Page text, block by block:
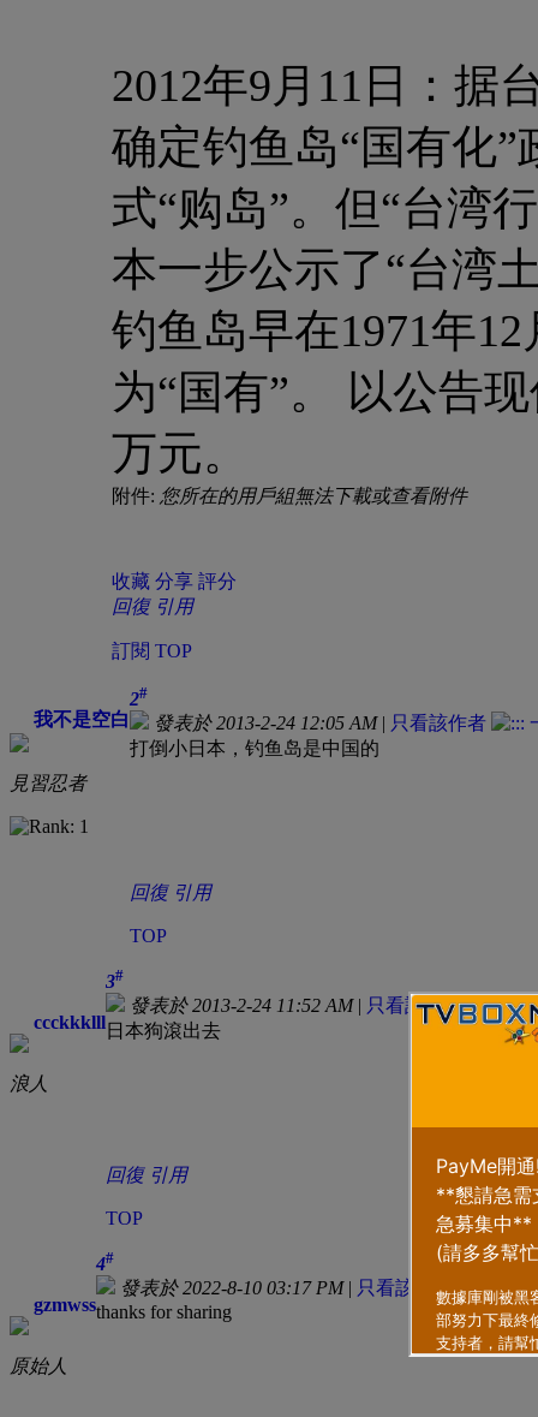
2012年9月11日：据
确定钓鱼岛“国有化
式“购岛”。但“台湾
本一步公示了“台湾
钓鱼岛早在1971年
为“国有”。 以公告
万元。
附件: 您所在的用戶組無法下載或查看附件
收藏 分享 評分
回復 引用
訂閱 TOP
我不是空白
見習忍者
2#
發表於 2013-2-24 12:05 AM| 只看該作者
打倒小日本，钓鱼岛是中国的
回復 引用
TOP
ccckkklll
浪人
3#
發表於 2013-2-24 11:52 AM| 只看該作者
日本狗滾出去
回復 引用
TOP
gzmwss
原始人
4#
發表於 2022-8-10 03:17 PM| 只看該作者
thanks for sharing